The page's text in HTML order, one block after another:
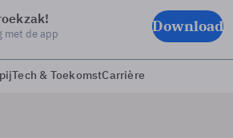
met de app Download
Tech & ToekomstCarrière